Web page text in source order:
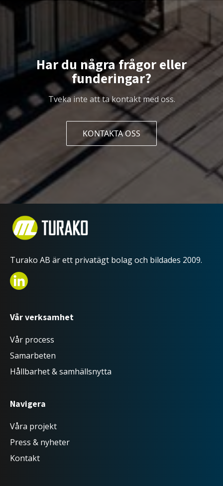
Har du några frågor eller
funderingar?
Tveka inte att ta kontakt med oss.
KONTAKTA OSS
Turako AB är ett privatägt bolag och bildades 2009.
Linkedin-in
Vår verksamhet
Vår process
Samarbeten
Hållbarhet & samhällsnytta
Navigera
Våra projekt
Press & nyheter
Kontakt